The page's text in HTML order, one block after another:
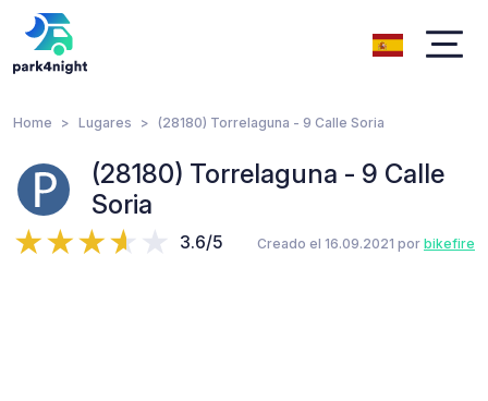
Home Lugares (28180) Torrelaguna - 9 Calle Soria
(28180) Torrelaguna - 9 Calle
Soria
3.6/5 Creado el 16.09.2021 por bikefire